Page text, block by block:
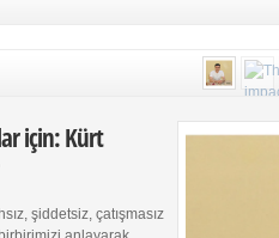
için: Kürt
şiddetsiz, çatışmasız